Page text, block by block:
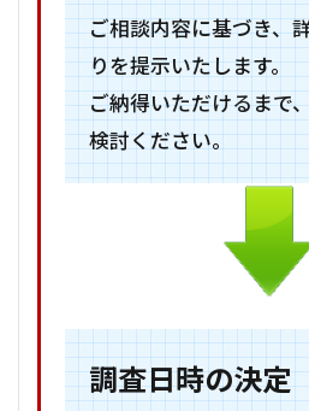
ご相談内容に基づき、
りを提示いたします。
ご納得いただけるまで
検討ください。
調査日時の決定